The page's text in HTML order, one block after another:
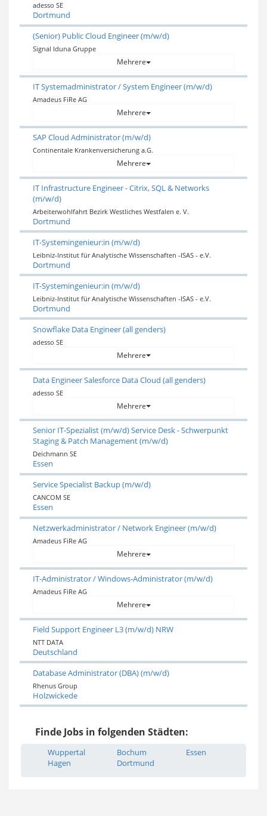
adesso SE
Dortmund
(Senior) Public Cloud Engineer (m/w/d)
Signal Iduna Gruppe
Mehrere
IT Systemadministrator / System Engineer (m/w/d)
Amadeus FiRe AG
Mehrere
SAP Cloud Administrator (m/w/d)
Continentale Krankenversicherung a.G.
Mehrere
IT Infrastructure Engineer - Citrix, SQL & Networks
(m/w/d)
Arbeiterwohlfahrt Bezirk Westliches Westfalen e. V.
Dortmund
IT-Systemingenieur:in (m/w/d)
Leibniz-Institut für Analytische Wissenschaften -ISAS - e.V.
Dortmund
IT-Systemingenieur:in (m/w/d)
Leibniz-Institut für Analytische Wissenschaften -ISAS - e.V.
Dortmund
Snowflake Data Engineer (all genders)
adesso SE
Mehrere
Data Engineer Salesforce Data Cloud (all genders)
adesso SE
Mehrere
Senior IT-Spezialist (m/w/d) Service Desk - Schwerpunkt
Staging & Patch Management (m/w/d)
Deichmann SE
Essen
Service Specialist Backup (m/w/d)
CANCOM SE
Essen
Netzwerkadministrator / Network Engineer (m/w/d)
Amadeus FiRe AG
Mehrere
IT-Administrator / Windows-Administrator (m/w/d)
Amadeus FiRe AG
Mehrere
Field Support Engineer L3 (m/w/d) NRW
NTT DATA
Deutschland
Database Administrator (DBA) (m/w/d)
Rhenus Group
Holzwickede
Finde Jobs in folgenden Städten:
Wuppertal
Hagen
Bochum
Dortmund
Essen